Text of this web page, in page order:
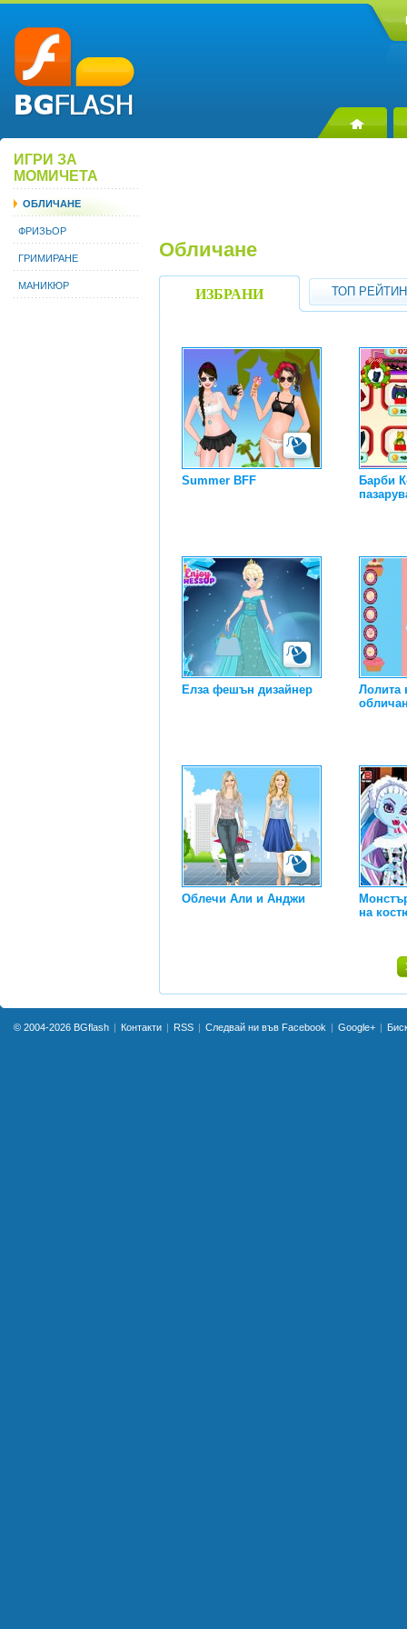
ИГРИ ЗА
МОМИЧЕТА
ОБЛИЧАНЕ
ФРИЗЬОР
ГРИМИРАНЕ
МАНИКЮР
Обличане
ИЗБРАНИ ТОП
Summer BFF
Барби
Елза фешън дизайнер
Лолита
Облечи Али и Анджи
на
© 2004-2026 BGflash Контакти RSS Следвай ни във Facebook Google+